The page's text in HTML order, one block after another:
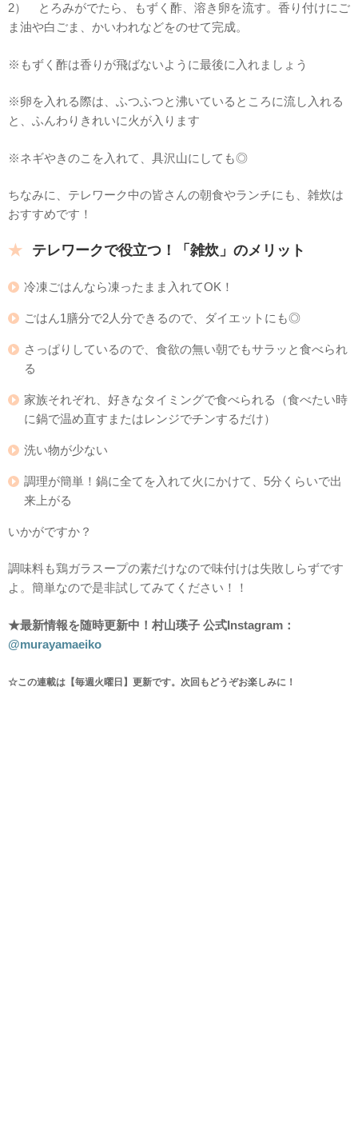
2） とろみがでたら、もずく酢、溶き卵を流す。香り付けにご
ま油や白ごま、かいわれなどをのせて完成。
※もずく酢は香りが飛ばないように最後に入れましょう
※卵を入れる際は、ふつふつと沸いているところに流し入れる
と、ふんわりきれいに火が入ります
※ネギやきのこを入れて、具沢山にしても◎
ちなみに、テレワーク中の皆さんの朝食やランチにも、雑炊は
おすすめです！
テレワークで役立つ！「雑炊」のメリット
冷凍ごはんなら凍ったまま入れてOK！
ごはん1膳分で2人分できるので、ダイエットにも◎
さっぱりしているので、食欲の無い朝でもサラッと食べられ
る
家族それぞれ、好きなタイミングで食べられる（食べたい時
に鍋で温め直すまたはレンジでチンするだけ）
洗い物が少ない
調理が簡単！鍋に全てを入れて火にかけて、5分くらいで出
来上がる
いかがですか？
調味料も鶏ガラスープの素だけなので味付けは失敗しらずです
よ。簡単なので是非試してみてください！！
★最新情報を随時更新中！村山瑛子 公式Instagram：
@murayamaeiko
☆この連載は【毎週火曜日】更新です。次回もどうぞお楽しみに！